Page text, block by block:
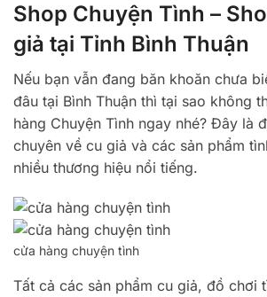
Shop Chuyện Tình –
giả tại Tỉnh Bình Thuận
Nếu bạn vẫn đang băn khoăn chưa
đâu tại Bình Thuận thì tại sao không
hàng Chuyện Tình ngay nhé? Đây là
chuyên về cu giả và các sản phẩm
nhiều thương hiệu nổi tiếng.
cửa hàng chuyện tình
Tất cả các sản phẩm cu giả, đồ chơi